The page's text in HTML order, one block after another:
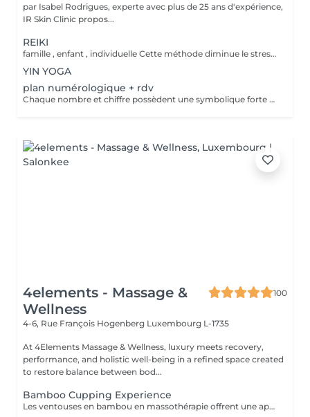
par Isabel Rodrigues, experte avec plus de 25 ans d'expérience,
IR Skin Clinic propos...
REIKI
famille , enfant , individuelle Cette méthode diminue le stress, relâche les blocages émotionnels, calme les douleurs physiques, et vous amener à un bien-être général, ainsi qu'une paix intérieure. Libère les blocages énergétiques, renforce le système immunitaire, atténue la douleur et élimine les toxines du corps
YIN YOGA
plan numérologique + rdv
Chaque nombre et chiffre possèdent une symbolique forte et connue depuis la nuit des temps. Plusieurs outils sont à votre disposition pour découvrir votre personnalité, votre avenir ou tout simplement trouver des réponses précises à vos questions.
4elements - Massage &
Wellness
100
4-6, Rue François Hogenberg Luxembourg L-1735
At 4Elements Massage & Wellness, luxury meets recovery,
performance, and holistic well-being in a refined space created
to restore balance between bod...
Bamboo Cupping Experience
Les ventouses en bambou en massothérapie offrent une approche naturelle, douce et non invasive pour le soin du corps Elles agissent en profondeur tout en respectant les tissus, sans provoquer de douleur ni de marques. Bienfaits principaux : Stimulent la microcirculation sanguine et améliorent l'oxygénation des tissus Favorisent la récupération musculaire et réduisent les tensions, notamment au niveau du dos et de la nuque Produisent un effet de drainage lymphatique, aidant à diminuer les dèmes Améliorent la tonicité et l'élasticité de la peau Induisent une relaxation profonde, bénéfique en cas de stress Grâce aux propriétés naturelles du bambou, le massage se caractérise par un glissement fluide et une pression maîtrisée, garantissant un soin confortable et non traumatique. Contre-indications : Affections cutanées inflammatoires, varices, hypertension artérielle sévère, fragilité vasculaire.